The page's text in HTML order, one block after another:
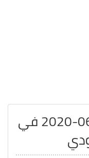
سعر الذهب بتاريخ 05-06-2020 في